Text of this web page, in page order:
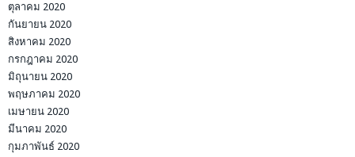
ตุลาคม 2020
กันยายน 2020
สิงหาคม 2020
กรกฎาคม 2020
มิถุนายน 2020
พฤษภาคม 2020
เมษายน 2020
มีนาคม 2020
กุมภาพันธ์ 2020